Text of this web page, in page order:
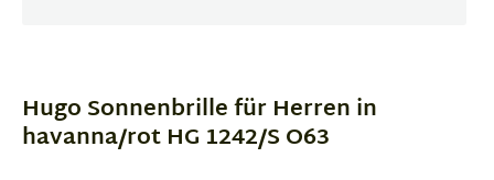
4
Hugo Sonnenbrille für Herren in
havanna/rot HG 1242/S O63